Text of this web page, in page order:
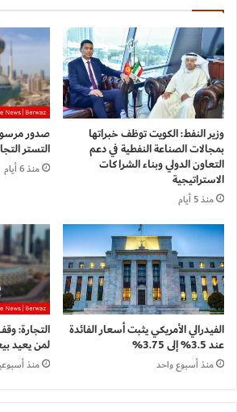
وزير النفط: الكويت توظف خبراتها
بمجالات الصناعة النفطية في دعم
التعاون الدولي وبناء الشراكات
الاستراتيجية
منذ 5 أيام
صدور
التستر
منذ 6 أيام
الفيدرالي الأمريكي يثبت أسعار الفائدة
عند 3.5% إلى 3.75%
منذ أسبوع واحد
التجارة:
لمن يعيد
منذ